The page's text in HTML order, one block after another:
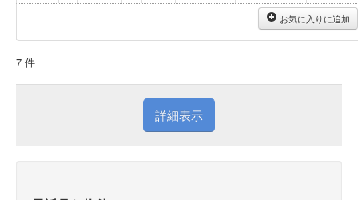
お気に入りに追加
7 件
詳細表示